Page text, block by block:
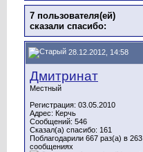
7 пользователя(ей)
сказали cпасибо:
28.12.2012, 14:58
Дмитринат
Местный
Регистрация: 03.05.2010
Адрес: Керчь
Сообщений: 546
Сказал(а) спасибо: 161
Поблагодарили 667 раз(а) в 263
сообщениях